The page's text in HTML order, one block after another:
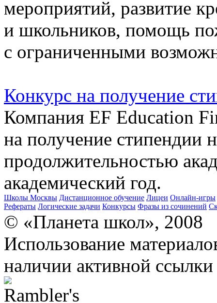
мероприятий, развитие
и школьников, помощь
с ограниченными
Конкурс на получение
Компания EF Education
на получение стипендии
продолжительностью
академический год.
Школы Москвы Дистанционное обучение Лицеи Онлайн-игры
Рефераты Логические задачи Конкурсы Фразы из сочинений
© «Планета школ», 2008
Использование
наличии активной